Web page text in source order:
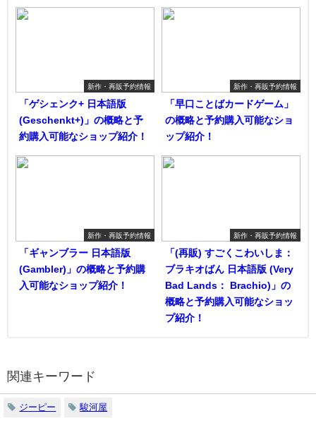
新作・再販予約情報
「ゲシェンク+ 日本語版
(Geschenkt+)」の概略と予
約購入可能なショップ紹介！
新作・再販予約情報
「早口ことばカードゲーム」
の概略と予約購入可能なショ
ップ紹介！
新作・再販予約情報
「ギャンブラー 日本語版
(Gambler)」の概略と予約購
入可能なショップ紹介！
新作・再販予約情報
「(再販) すごくこわいしま：
ブラキオばん 日本語版 (Very
Bad Lands： Brachio)」の
概略と予約購入可能なショッ
プ紹介！
関連キーワード
ジーピー 駿河屋